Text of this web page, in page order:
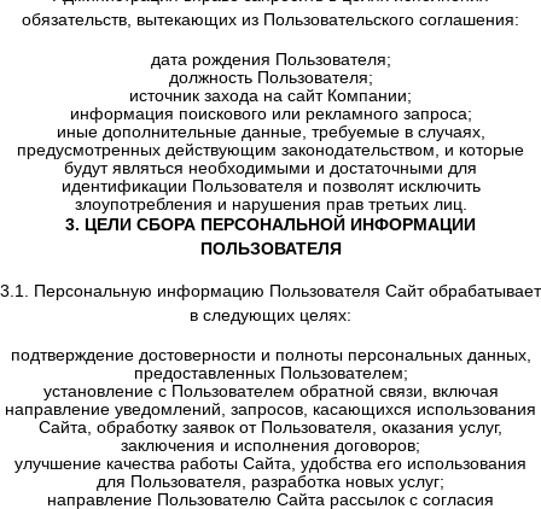
2.2. Персональные данные, разрешённые к обработке
Пользователем путём заполнения регистрационной
на сайте и включают в себя следующую
фамилию, имя, отчество Пользователя;
контактный телефон Пользователя;
адрес электронной почты Пользователя;
2.3. Персональные данные, разрешённые к обработке
настоящей Политики конфиденциальности -данные,
использования с помощью установленного на
Пользователя программного обеспечения, в том числе
данные файлов cookie, информация о браузере
(или иной программе, с помощью которой
к сервисам), технические характеристики
программного обеспечения, используемых
время доступа к сервисам, адреса запрашиваемых
подобная информация.